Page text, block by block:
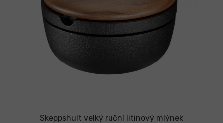
Skeppshult velký ruční litinový mlýnek